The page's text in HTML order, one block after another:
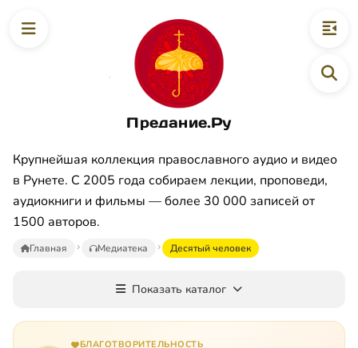
Предание.Ру
Крупнейшая коллекция православного аудио и видео
в Рунете. С 2005 года собираем лекции, проповеди,
аудиокниги и фильмы — более 30 000 записей от
1500 авторов.
Главная Медиатека Десятый человек
Показать каталог
БЛАГОТВОРИТЕЛЬНОСТЬ